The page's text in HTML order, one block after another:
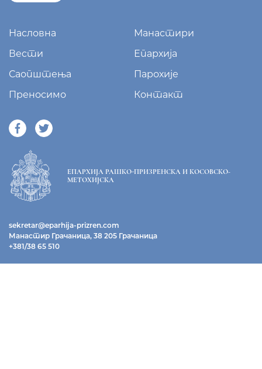
Насловна
Манастири
Вести
Епархија
Саопштења
Парохије
Преносимо
Контакт
ЕПАРХИЈА РАШКО-ПРИЗРЕНСКА И КОСОВСКО-
МЕТОХИЈСКА
sekretar@eparhija-prizren.com
Манастир Грачаница, 38 205 Грачаница
+381/38 65 510